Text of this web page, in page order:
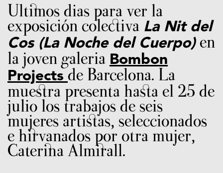
Ultimos dias para ver la
exposición colectiva La Nit del
Cos (La Noche del Cuerpo) en
la joven galeria Bombon
Projects de Barcelona. La
muestra presenta hasta el 25 de
julio los trabajos de seis
mujeres artistas, seleccionados
e hirvanados por otra mujer,
Caterina Almirall.